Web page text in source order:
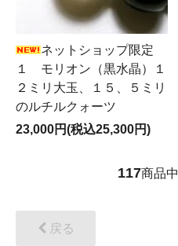
ネットショップ限定
１ モリオン（黒水晶）１
２ミリ大玉、１５、５ミリ
のルチルクォーツ
23,000円(税込25,300円)
117商品中
戻る